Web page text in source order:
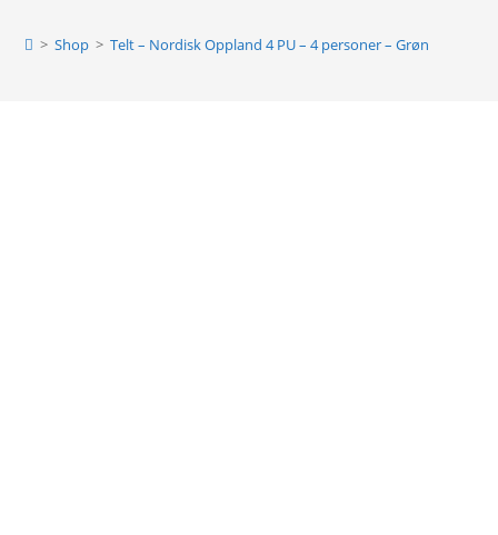
> Shop > Telt – Nordisk Oppland 4 PU – 4 personer – Grøn